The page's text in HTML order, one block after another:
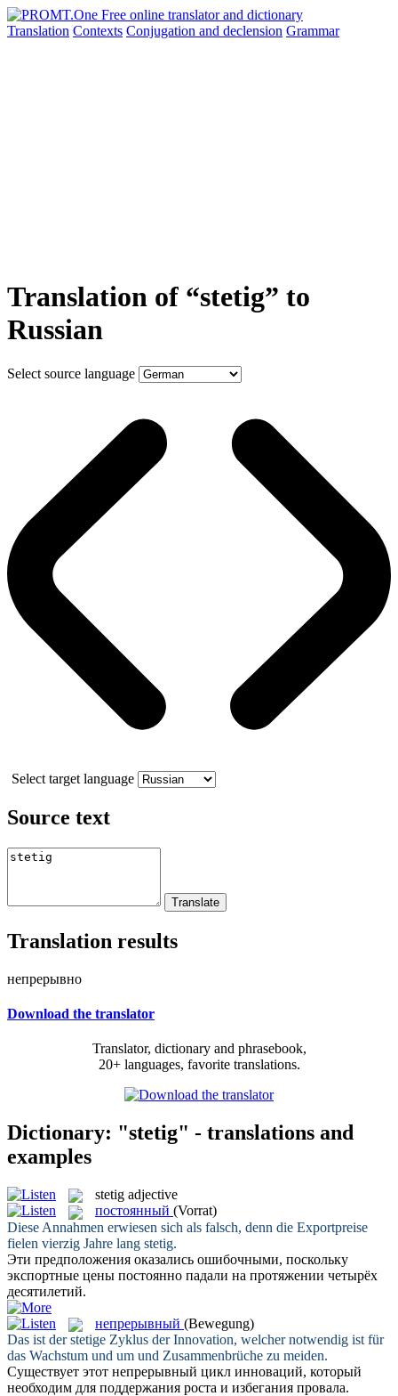
Translation Contexts Conjugation and declension Grammar
Translation of “stetig” to
Russian
Select source language
Select target language
Source text
Translation results
непрерывно
Download the translator
Translator, dictionary and phrasebook,
20+ languages, favorite translations.
Dictionary: "stetig" - translations and
examples
stetig adjective
постоянный (Vorrat)
Diese Annahmen erwiesen sich als falsch, denn die Exportpreise
fielen vierzig Jahre lang stetig.
Эти предположения оказались ошибочными, поскольку
экспортные цены постоянно падали на протяжении четырёх
десятилетий.
непрерывный (Bewegung)
Das ist derstetige Zyklus der Innovation, welcher notwendig ist für
das Wachstum und um und Zusammenbrüche zu meiden.
Существует этот непрерывный цикл инноваций, который
необходим для поддержания роста и избегания провала.